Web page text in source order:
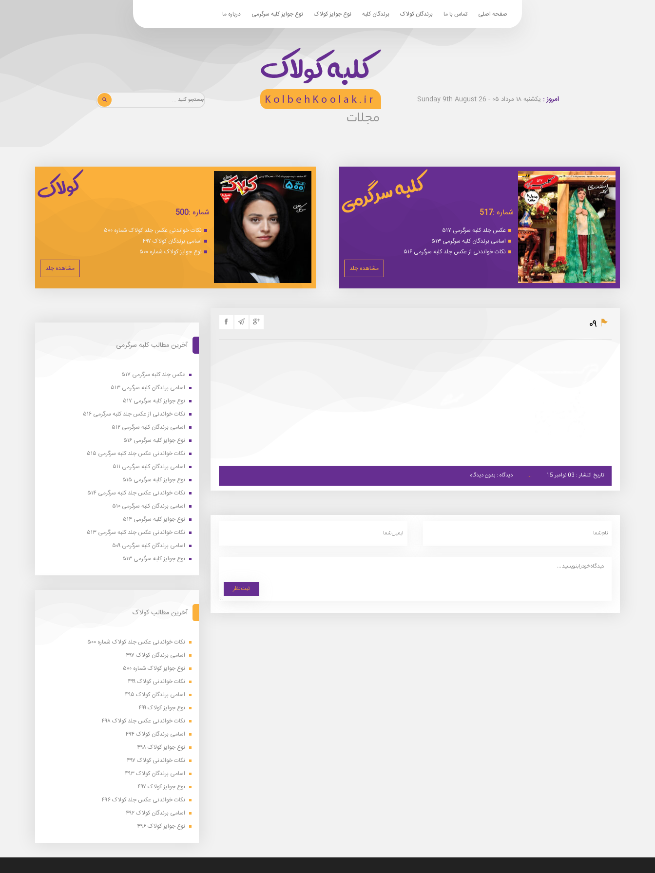
صفحه اصلی تماس با ما برندگان کولاک برندگان کلبه نوع جوایز کولاک نوع جوایز کلبه سرگرمی درباره ما
امروز : یکشنبه ۱۸ مرداد ۰۵ - Sunday 9th August 26
شماره :517
عکس جلد کلبه سرگرمی ۵۱۷
اسامی برندگان کلبه سرگرمی ۵۱۳
نکات خواندنی از عکس جلد کلبه سرگرمی ۵۱۶
مشاهده جلد
شماره :500
نکات خواندنی عکس جلد کولاک شماره ۵۰۰
اسامی برندگان کولاک ۴۹۷
نوع جوایز کولاک شماره ۵۰۰
مشاهده جلد
۰۹
تاریخ انتشار : 03 نوامبر 15 دیدگاه : بدون دیدگاه
آخرین مطالب کلبه سرگرمی
عکس جلد کلبه سرگرمی ۵۱۷
اسامی برندگان کلبه سرگرمی ۵۱۳
نوع جوایز کلبه سرگرمی ۵۱۷
نکات خواندنی از عکس جلد کلبه سرگرمی ۵۱۶
اسامی برندگان کلبه سرگرمی ۵۱۲
نوع جوایز کلبه سرگرمی ۵۱۶
نکات خواندنی عکس جلد کلبه سرگرمی ۵۱۵
اسامی برندگان کلبه سرگرمی ۵۱۱
نوع جوایز کلبه سرگرمی ۵۱۵
نکات خواندنی عکس جلد کلبه سرگرمی ۵۱۴
اسامی برندگان کلبه سرگرمی ۵۱۰
نوع جوایز کلبه سرگرمی ۵۱۴
نکات خواندنی عکس جلد کلبه سرگرمی ۵۱۳
اسامی برندگان کلبه سرگرمی ۵۰۹
نوع جوایز کلبه سرگرمی ۵۱۳
آخرین مطالب کولاک
نکات خواندنی عکس جلد کولاک شماره ۵۰۰
اسامی برندگان کولاک ۴۹۷
نوع جوایز کولاک شماره ۵۰۰
نکات خواندنی کولاک ۴۹۹
اسامی برندگان کولاک ۴۹۵
نوع جوایز کولاک ۴۹۹
نکات خواندنی عکس جلد کولاک ۴۹۸
اسامی برندگان کولاک ۴۹۴
نوع جوایز کولاک ۴۹۸
نکات خواندنی کولاک ۴۹۷
اسامی برندگان کولاک ۴۹۳
نوع جوایز کولاک ۴۹۷
نکات خواندنی عکس جلد کولاک ۴۹۶
اسامی برندگان کولاک ۴۹۲
نوع جوایز کولاک ۴۹۶